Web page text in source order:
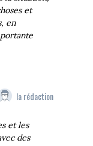
et
en
la rédaction
et les
des